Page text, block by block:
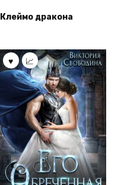
Клеймо дракона